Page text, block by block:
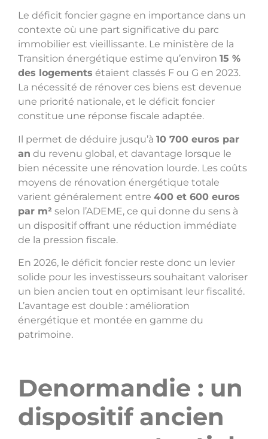
Le déficit foncier gagne en importance dans un
contexte où une part significative du parc
immobilier est vieillissante. Le ministère de la
Transition énergétique estime qu’environ 15 %
des logements étaient classés F ou G en 2023.
La nécessité de rénover ces biens est devenue
une priorité nationale, et le déficit foncier
constitue une réponse fiscale adaptée.
Il permet de déduire jusqu’à 10 700 euros par
an du revenu global, et davantage lorsque le
bien nécessite une rénovation lourde. Les coûts
moyens de rénovation énergétique totale
varient généralement entre 400 et 600 euros
par m² selon l’ADEME, ce qui donne du sens à
un dispositif offrant une réduction immédiate
de la pression fiscale.
En 2026, le déficit foncier reste donc un levier
solide pour les investisseurs souhaitant valoriser
un bien ancien tout en optimisant leur fiscalité.
L’avantage est double : amélioration
énergétique et montée en gamme du
patrimoine.
Denormandie : un
dispositif ancien